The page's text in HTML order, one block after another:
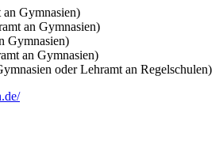
an Gymnasien)
an Gymnasien)
Gymnasien)
an Gymnasien)
oder Lehramt an Regelschulen)